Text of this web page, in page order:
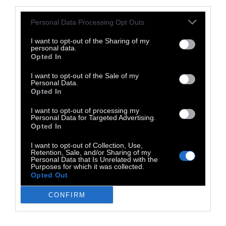
Personal Data Processing Opt Outs
I want to opt-out of the Sharing of my
personal data.
Opted In
I want to opt-out of the Sale of my
Personal Data.
Opted In
I want to opt-out of processing my
Personal Data for Targeted Advertising.
Opted In
I want to opt-out of Collection, Use,
Retention, Sale, and/or Sharing of my
Personal Data that Is Unrelated with the
Purposes for which it was collected.
Opted Out
CONFIRM
απαλλαγεί από τα δεσμά του και κινείται πια
ελεύθερα. Από την άλλη μεριά ωστόσο πρέ­
πει να ειπωθεί ότι, όταν σβήνει το
σεξουαλικό ένστικτο, χάνεται ο πραγματικός
είναι το κέλυφος· η ζωή δηλαδή μοιάζει με
μια κωμωδία, που ξεκινάει με κανονικούς
ηθοποιούς και μετά συνεχίζει να παίζεται
μέχρι το τέλος από κούκλες που έχουν
Άρθουρ Σοπενχάουερ - Η τέχνη να επιβιώνεις,
εκδόσεις Γνώση. Ο Άρθουρ Σοπενχάουερ (22
Φεβρουαρίου 1788-21 Σεπτεμβρίου 1860) ήταν